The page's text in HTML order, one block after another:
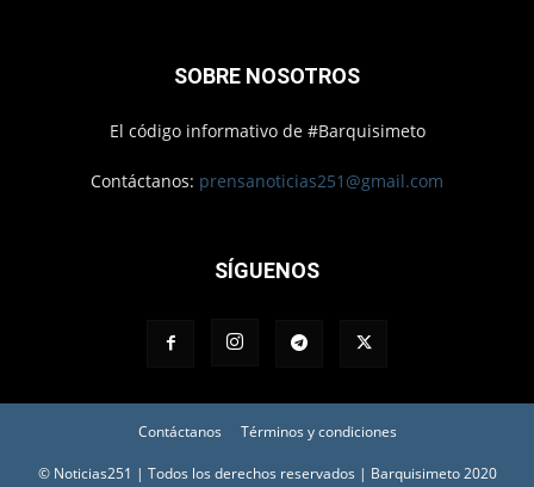
SOBRE NOSOTROS
El código informativo de #Barquisimeto
Contáctanos: prensanoticias251@gmail.com
SÍGUENOS
Contáctanos Términos y condiciones
© Noticias251 | Todos los derechos reservados | Barquisimeto 2020